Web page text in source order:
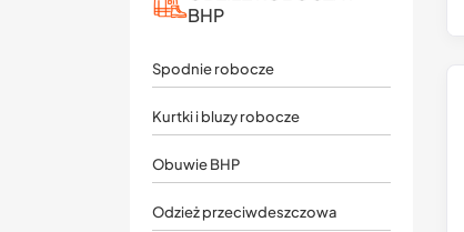
BHP
Spodnie robocze
Kurtki i bluzy robocze
Obuwie BHP
Odzież przeciwdeszczowa